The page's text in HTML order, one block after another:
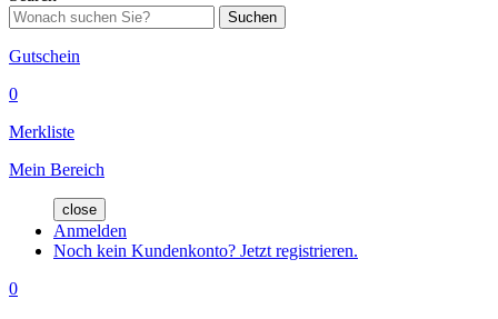
Suchen
Gutschein
0
Merkliste
Mein Bereich
close
Anmelden
Noch kein Kundenkonto? Jetzt registrieren.
0